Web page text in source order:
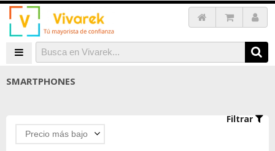
SMARTPHONES
Filtrar
Precio más bajo